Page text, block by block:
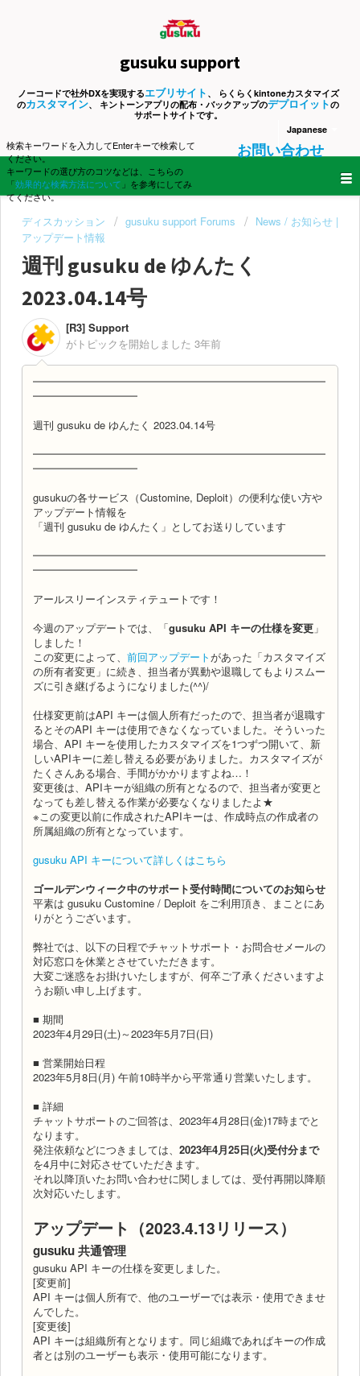
gusuku support
ノーコードで社外DXを実現するエブリサイト 、 らくらくkintoneカスタマイズ
のカスタマイン、 キントーンアプリの配布・バックアップのデプロイットの
サポートサイトです。
Japanese
検索キーワードを入力してEnterキーで検索して
ください。
キーワードの選び方のコツなどは、こちらの
「効果的な検索方法について 」を参考にしてみ
てください。
お問い合わせ
ディスカッション gusuku support Forums
News / お知らせ |
アップデート情報
週刊 gusuku de ゆんたく
2023.04.14号
[R3] Support
がトピックを開始しました 3年前
━━━━━━━━━━━━━━━━━━━━━━━━━━━━
━━━━━━━━━━
週刊 gusuku de ゆんたく 2023.04.14号
━━━━━━━━━━━━━━━━━━━━━━━━━━━━
━━━━━━━━━━
gusukuの各サービス（Customine, Deploit）の便利な使い方や
アップデート情報を
「週刊 gusuku de ゆんたく」としてお送りしています
━━━━━━━━━━━━━━━━━━━━━━━━━━━━
━━━━━━━━━━
アールスリーインスティテュートです！
今週のアップデートでは、「gusuku API キーの仕様を変更 」
しました！
この変更によって、 前回アップデートがあった「カスタマイズ
の所有者変更」に続き、担当者が異動や退職してもよりスムー
ズに引き継げるようになりました(^^)/
仕様変更前はAPI キーは個人所有だったので、担当者が退職す
るとそのAPI キーは使用できなくなっていました。そういった
場合、API キーを使用したカスタマイズを1つずつ開いて、新
しいAPIキーに差し替える必要がありました。カスタマイズが
たくさんある場合、手間がかかりますよね…！
変更後は、APIキーが組織の所有となるので、担当者が変更と
なっても差し替える作業が必要なくなりましたよ★
※この変更以前に作成されたAPIキーは、作成時点の作成者の
所属組織の所有となっています。
gusuku API キーについて詳しくはこちら
ゴールデンウィーク中のサポート受付時間についてのお知らせ
平素は gusuku Customine / Deploit をご利用頂き、まことにあ
りがとうございます。
弊社では、以下の日程でチャットサポート・お問合せメールの
対応窓口を休業とさせていただきます。
大変ご迷惑をお掛けいたしますが、何卒ご了承くださいますよ
うお願い申し上げます。
■ 期間
2023年4月29日(土)～2023年5月7日(日)
■ 営業開始日程
2023年5月8日(月) 午前10時半から平常通り営業いたします。
■ 詳細
チャットサポートのご回答は、2023年4月28日(金)17時までと
なります。
発注依頼などにつきましては、 2023年4月25日(火)受付分まで
を4月中に対応させていただきます。
それ以降頂いたお問い合わせに関しましては、受付再開以降順
次対応いたします。
アップデート（2023.4.13リリース）
gusuku 共通管理
gusuku API キーの仕様を変更しました。
[変更前]
API キーは個人所有で、他のユーザーでは表示・使用できませ
んでした。
[変更後]
API キーは組織所有となります。同じ組織であればキーの作成
者とは別のユーザーも表示・使用可能になります。